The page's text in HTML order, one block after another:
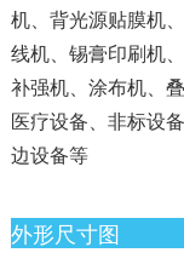
机、背光源贴膜机
线机、锡膏印刷机
补强机、涂布机、
医疗设备、非标设
边设备等
外形尺寸图